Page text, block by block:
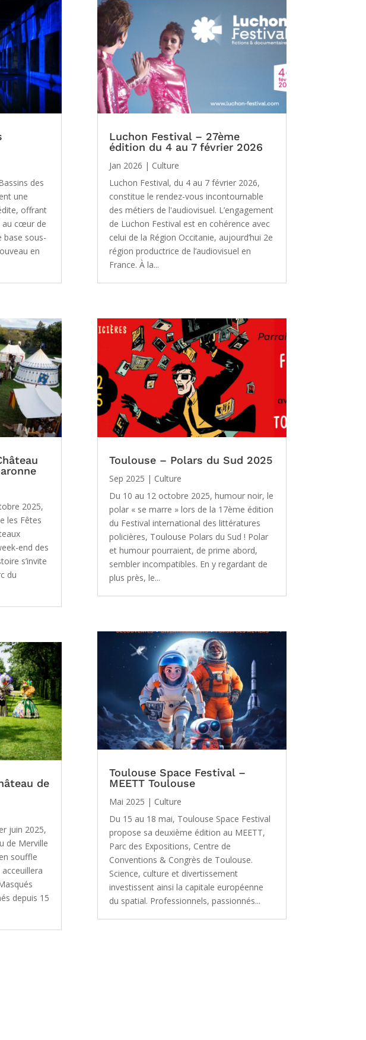
des
une
offrant
au cœur de
base sous-
en
2025,
les Fêtes
end des
s’invite
du
de
juin 2025,
de Merville
souffle
depuis 15
Luchon Festival – 27ème
édition du 4 au 7 février 2026
Jan 2026 | Culture
Luchon Festival, du 4 au 7 février 2026,
constitue le rendez-vous incontournable
des métiers de l'audiovisuel. L’engagement
de Luchon Festival est en cohérence avec
celui de la Région Occitanie, aujourd’hui 2e
région productrice de l’audiovisuel en
France. À la...
Toulouse – Polars du Sud 2025
Sep 2025 | Culture
Du 10 au 12 octobre 2025, humour noir, le
polar « se marre » lors de la 17ème édition
du Festival international des littératures
policières, Toulouse Polars du Sud ! Polar
et humour pourraient, de prime abord,
sembler incompatibles. En y regardant de
plus près, le...
Toulouse Space Festival –
MEETT Toulouse
Mai 2025 | Culture
Du 15 au 18 mai, Toulouse Space Festival
propose sa deuxième édition au MEETT,
Parc des Expositions, Centre de
Conventions & Congrès de Toulouse.
Science, culture et divertissement
investissent ainsi la capitale européenne
du spatial. Professionnels, passionnés...